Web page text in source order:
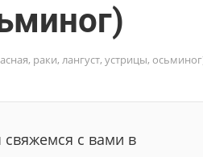
раки, лангуст, устрицы,
с вами в